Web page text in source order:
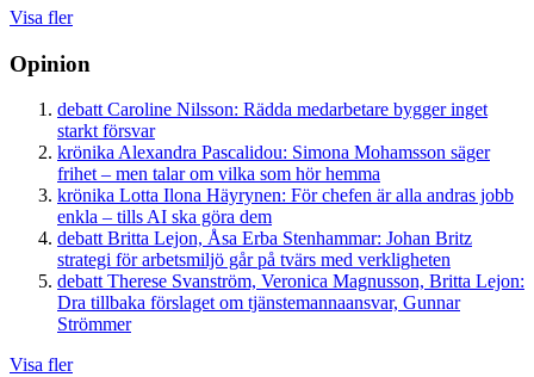
Visa fler
Opinion
debatt Caroline Nilsson: Rädda medarbetare bygger inget
starkt försvar
krönika Alexandra Pascalidou: Simona Mohamsson säger
frihet – men talar om vilka som hör hemma
krönika Lotta Ilona Häyrynen: För chefen är alla andras jobb
enkla – tills AI ska göra dem
debatt Britta Lejon, Åsa Erba Stenhammar: Johan Britz
strategi för arbetsmiljö går på tvärs med verkligheten
debatt Therese Svanström, Veronica Magnusson, Britta Lejon:
Dra tillbaka förslaget om tjänstemannaansvar, Gunnar
Strömmer
Visa fler